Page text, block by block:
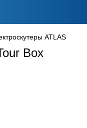
ATLAS
Box